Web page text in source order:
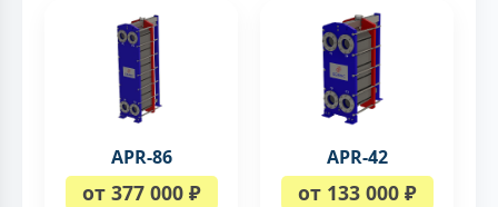
APR-86
от 377 000 ₽
APR-42
от 133 000 ₽